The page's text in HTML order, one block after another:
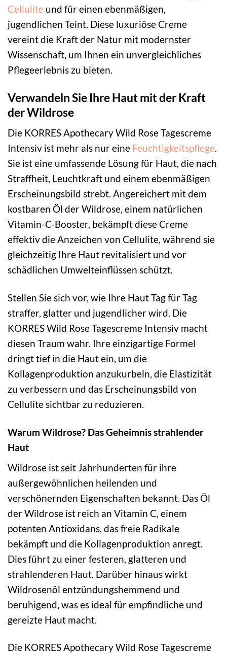
Cellulite und für einen ebenmäßigen,
jugendlichen Teint. Diese luxuriöse Creme
vereint die Kraft der Natur mit modernster
Wissenschaft, um Ihnen ein unvergleichliches
Pflegeerlebnis zu bieten.
Verwandeln Sie Ihre Haut mit der Kraft
der Wildrose
Die KORRES Apothecary Wild Rose Tagescreme
Intensiv ist mehr als nur eine Feuchtigkeitspflege.
Sie ist eine umfassende Lösung für Haut, die nach
Straffheit, Leuchtkraft und einem ebenmäßigen
Erscheinungsbild strebt. Angereichert mit dem
kostbaren Öl der Wildrose, einem natürlichen
Vitamin-C-Booster, bekämpft diese Creme
effektiv die Anzeichen von Cellulite, während sie
gleichzeitig Ihre Haut revitalisiert und vor
schädlichen Umwelteinflüssen schützt.
Stellen Sie sich vor, wie Ihre Haut Tag für Tag
straffer, glatter und jugendlicher wird. Die
KORRES Wild Rose Tagescreme Intensiv macht
diesen Traum wahr. Ihre einzigartige Formel
dringt tief in die Haut ein, um die
Kollagenproduktion anzukurbeln, die Elastizität
zu verbessern und das Erscheinungsbild von
Cellulite sichtbar zu reduzieren.
Warum Wildrose? Das Geheimnis strahlender
Haut
Wildrose ist seit Jahrhunderten für ihre
außergewöhnlichen heilenden und
verschönernden Eigenschaften bekannt. Das Öl
der Wildrose ist reich an Vitamin C, einem
potenten Antioxidans, das freie Radikale
bekämpft und die Kollagenproduktion anregt.
Dies führt zu einer festeren, glatteren und
strahlenderen Haut. Darüber hinaus wirkt
Wildrosenöl entzündungshemmend und
beruhigend, was es ideal für empfindliche und
gereizte Haut macht.
Die KORRES Apothecary Wild Rose Tagescreme